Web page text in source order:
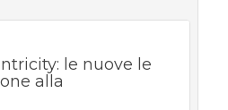
le nuove le
alla